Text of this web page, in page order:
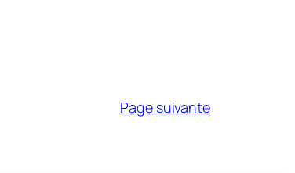
Page suivante